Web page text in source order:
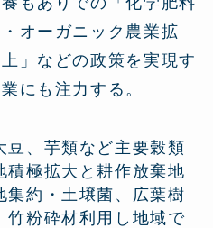
オーガニック農業拡
」などの政策を実現す
にも注力する。
豆、芋類など主要穀類
積極拡大と耕作放棄地
集約・土壌菌、広葉樹
竹粉砕材利用し地域で